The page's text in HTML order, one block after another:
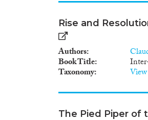
Rise and
Authors
Book Title
Taxonomy
The Pied Piper of